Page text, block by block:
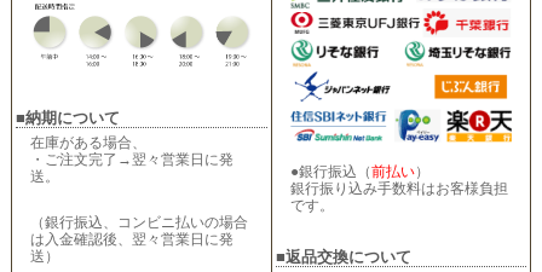
■納期について
在庫がある場合、
・ご注文完了→翌々営業日に発
送。
（銀行振込、コンビニ払いの場合
は入金確認後、翌々営業日に発
送）
●銀行振込（前払い）
銀行振り込み手数料はお客様負担
です。
■返品交換について